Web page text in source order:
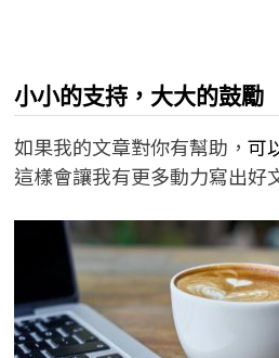
小小的支持，大大的鼓勵
如果我的文章對你有幫助， 可
這樣會讓我有更多動力寫出好